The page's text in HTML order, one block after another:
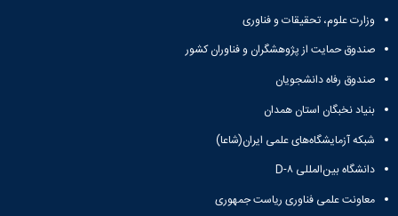
وزارت علوم، تحقیقات و فناوری
صندوق حمایت از پژوهشگران و فناوران کشور
صندوق رفاه دانشجویان
بنیاد نخبگان استان همدان
شبکه آزمایشگاه‌های علمی ایران(شاعا)
دانشگاه بین‌المللی D-۸
معاونت علمی فناوری ریاست جمهوری